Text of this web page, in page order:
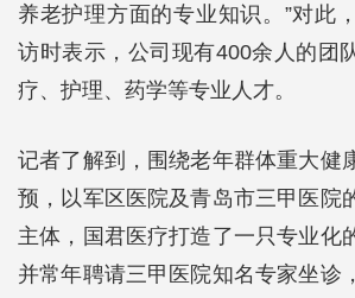
养老护理方面的专业知识。”对此
访时表示，公司现有400余人的团
疗、护理、药学等专业人才。
记者了解到，围绕老年群体重大健
预，以军区医院及青岛市三甲医院
主体，国君医疗打造了一只专业化
并常年聘请三甲医院知名专家坐诊